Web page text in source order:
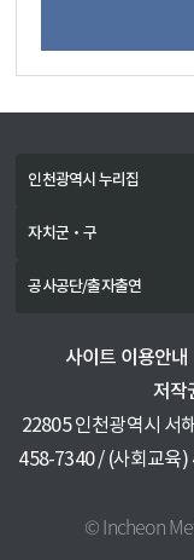
인천광역시 누리집
자치군‧구
공사공단/출자출연
사이트 이용안내
저작
22805 인천광역시 서
458-7340 / (사회교육)
© Incheon